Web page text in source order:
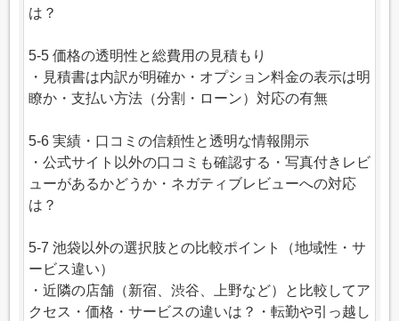
は？
5-5 価格の透明性と総費用の見積もり
・見積書は内訳が明確か・オプション料金の表示は明
瞭か・支払い方法（分割・ローン）対応の有無
5-6 実績・口コミの信頼性と透明な情報開示
・公式サイト以外の口コミも確認する・写真付きレビ
ューがあるかどうか・ネガティブレビューへの対応
は？
5-7 池袋以外の選択肢との比較ポイント（地域性・サ
ービス違い）
・近隣の店舗（新宿、渋谷、上野など）と比較してア
クセス・価格・サービスの違いは？・転勤や引っ越し